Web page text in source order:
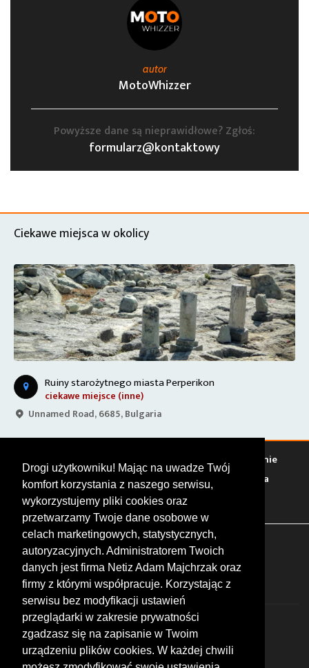
Drogi użytkowniku! Mając na uwadze Twój
komfort korzystania z naszego serwisu,
wykorzystujemy pliki cookies oraz
przetwarzamy Twoje dane osobowe w
celach marketingowych, statystycznych,
autoryzacyjnych. Administratorem Twoich
danych jest firma Netiz Adam Majchrzak oraz
firmy z którymi współpracuje. Korzystając z
serwisu bez modyfikacji ustawień
przeglądarki w zakresie prywatności
zgadzasz się na zapisanie w Twoim
urządzeniu plików cookies. W każdej chwili
autor
MotoWhizzer
Powyższe dane są nieprawidłowe? Zgłoś:
formularz@kontaktowy
Ciekawe miejsca w okolicy
Ruiny starożytnego miasta Perperikon
ciekawe miejsce (inne)
Unnamed Road, 6685, Bulgaria
Warto zobaczyć Serwisy Stacje paliw
Jedzenie
Bary Zakwaterowanie Tory Zloty Rajdy
Spotkania
Targi Giełdy Szkolenia
FOLLOW US